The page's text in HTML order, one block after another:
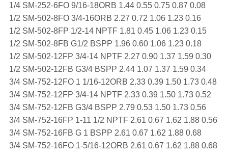
1/4 SM-252-6FO 9/16-18ORB 1.44 0.55 0.75 0.87 0.08
1/2 SM-502-8FO 3/4-16ORB 2.27 0.72 1.06 1.23 0.16
1/2 SM-502-8FP 1/2-14 NPTF 1.81 0.45 1.06 1.23 0.15
1/2 SM-502-8FB G1/2 BSPP 1.96 0.60 1.06 1.23 0.18
1/2 SM-502-12FP 3/4-14 NPTF 2.27 0.90 1.37 1.59 0.30
1/2 SM-502-12FB G3/4 BSPP 2.44 1.07 1.37 1.59 0.34
3/4 SM-752-12FO 1 1/16-12ORB 2.33 0.39 1.50 1.73 0.48
3/4 SM-752-12FP 3/4-14 NPTF 2.33 0.39 1.50 1.73 0.52
3/4 SM-752-12FB G3/4 BSPP 2.79 0.53 1.50 1.73 0.56
3/4 SM-752-16FP 1-11 1/2 NPTF 2.61 0.67 1.62 1.88 0.56
3/4 SM-752-16FB G 1 BSPP 2.61 0.67 1.62 1.88 0.68
3/4 SM-752-16FO 1-5/16-12ORB 2.61 0.67 1.62 1.88 0.68